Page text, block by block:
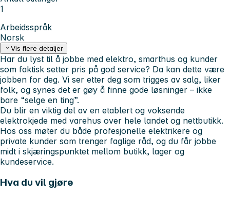
1
Arbeidsspråk
Norsk
Vis flere detaljer
Har du lyst til å jobbe med elektro, smarthus og kunder
som faktisk setter pris på god service? Da kan dette være
jobben for deg. Vi ser etter deg som trigges av salg, liker
folk, og synes det er gøy å finne gode løsninger – ikke
bare “selge en ting”.
Du blir en viktig del av en etablert og voksende
elektrokjede med varehus over hele landet og nettbutikk.
Hos oss møter du både profesjonelle elektrikere og
private kunder som trenger faglige råd, og du får jobbe
midt i skjæringspunktet mellom butikk, lager og
kundeservice.
Hva du vil gjøre